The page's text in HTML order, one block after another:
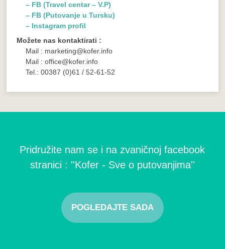
– FB (Travel centar – V.P)
– FB (Putovanje u Tursku)
– Instagram profil
Možete nas kontaktirati :
Mail : marketing@kofer.info
Mail : office@kofer.info
Tel.: 00387 (0)61 / 52-61-52
Pridružite nam se i na zvaničnoj facebook
stranici : ''Kofer - Sve o putovanjima''
POGLEDAJTE SADA